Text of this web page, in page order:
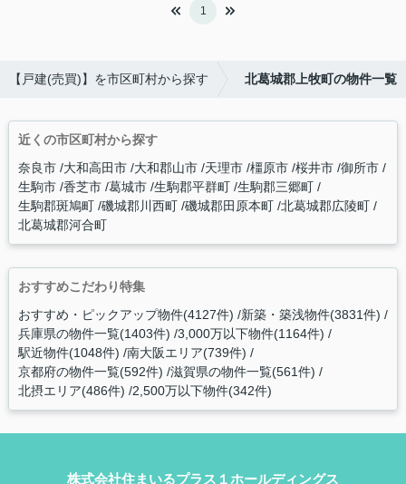
1
【戸建(売買)】を市区町村から探す 北葛城郡上牧町の物件一覧
近くの市区町村から探す
奈良市 大和高田市 大和郡山市 天理市 橿原市 桜井市 御所市
生駒市 香芝市 葛城市 生駒郡平群町 生駒郡三郷町
生駒郡斑鳩町 磯城郡川西町 磯城郡田原本町 北葛城郡広陵町
北葛城郡河合町
おすすめこだわり特集
おすすめ・ピックアップ物件(4127件) 新築・築浅物件(3831件)
兵庫県の物件一覧(1403件) 3,000万以下物件(1164件)
駅近物件(1048件) 南大阪エリア(739件)
京都府の物件一覧(592件) 滋賀県の物件一覧(561件)
北摂エリア(486件) 2,500万以下物件(342件)
株式会社住まいるプラス１ホールディングス